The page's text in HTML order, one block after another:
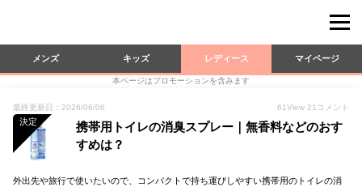
メンズ キッズ レディース マイページ
本ページはプロモーションを含みます
最終更新日：2026/06/06 61View 21 コメント
決定
携帯用トイレの消臭スプレー｜無香料などのおす
すめは？
外出先や旅行で使いたいので、コンパクトで持ち運びしやすい携帯用のトイレの消